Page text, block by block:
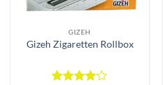
GIZEH
Gizeh Zigaretten Rollbox